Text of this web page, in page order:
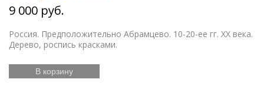
9 000 руб.
Россия. Предположительно Абрамцево. 10-20-ее гг. ХХ века.
Дерево, роспись красками.
В корзину